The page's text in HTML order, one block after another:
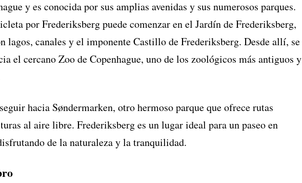
y es conocida por sus amplias avenidas y sus numerosos parques.
por Frederiksberg puede comenzar en el Jardín de Frederiksberg,
lagos, canales y el imponente Castillo de Frederiksberg. Desde allí, se
el cercano Zoo de Copenhague, uno de los zoológicos más antiguos y
hacia Søndermarken, otro hermoso parque que ofrece rutas
al aire libre. Frederiksberg es un lugar ideal para un paseo en
de la naturaleza y la tranquilidad.